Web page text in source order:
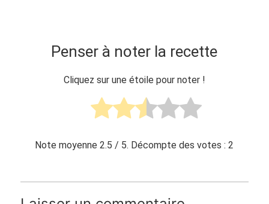
Penser à noter la recette
Cliquez sur une étoile pour noter !
Note moyenne2.5 / 5. Décompte des votes :2